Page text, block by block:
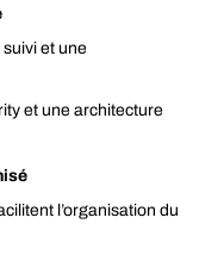
et une
et une architecture
l’organisation du